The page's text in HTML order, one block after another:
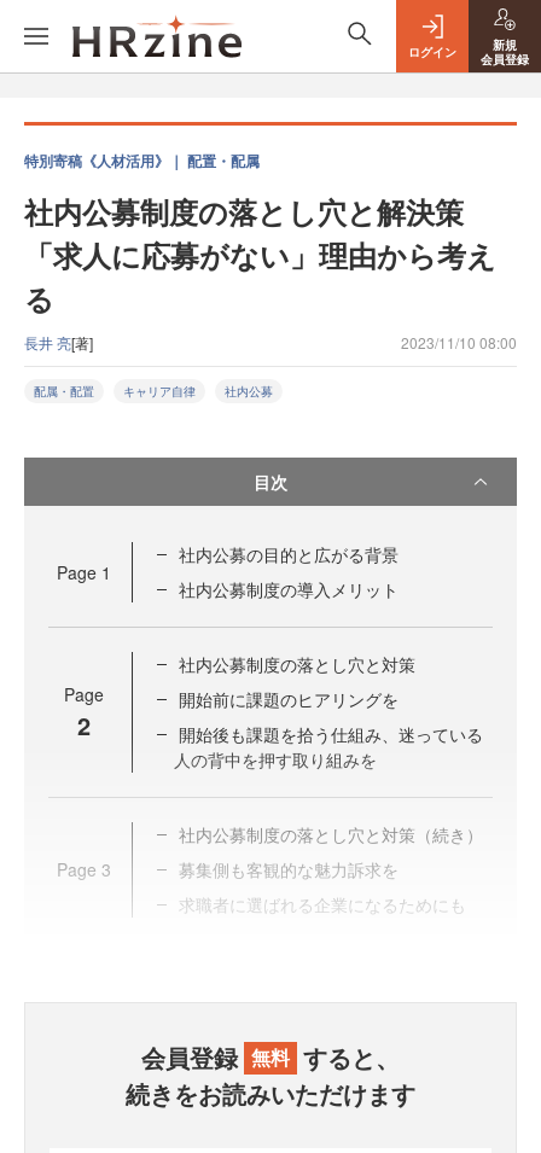
ログイン
新規
会員登録
特別寄稿《人材活用》｜ 配置・配属
社内公募制度の落とし穴と解決策
「求人に応募がない」理由から考え
る
長井 亮[著] 2023/11/10 08:00
配属・配置 キャリア自律 社内公募
目次
Page 1
社内公募の目的と広がる背景
社内公募制度の導入メリット
Page
2
社内公募制度の落とし穴と対策
開始前に課題のヒアリングを
開始後も課題を拾う仕組み、迷っている
人の背中を押す取り組みを
Page 3
社内公募制度の落とし穴と対策（続き）
募集側も客観的な魅力訴求を
求職者に選ばれる企業になるためにも
会員登録 無料 すると、
続きをお読みいただけます